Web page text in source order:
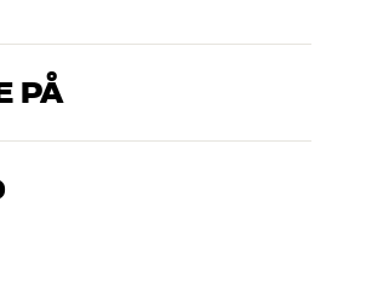
PÅ
og brenner for god lyd – enten det